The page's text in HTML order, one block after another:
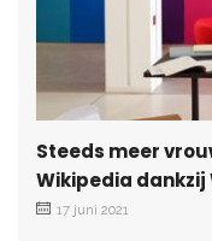
Steeds meer
Wikipedia dankzij
17 juni 2021